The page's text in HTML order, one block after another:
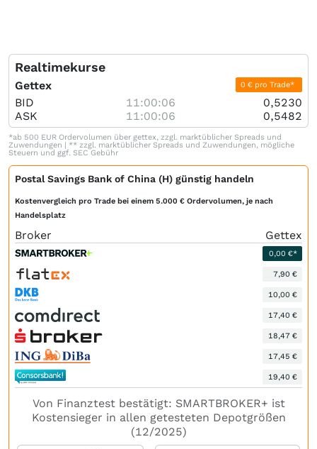
Realtimekurse
Gettex 0 € pro Trade*
BID 11:00:06
0,5230
ASK
11:00:06 0,5482
*ab 500 EUR Ordervolumen über gettex, zzgl. marktüblicher Spreads und
Zuwendungen | ** zzgl. marktüblicher Spreads und Zuwendungen, mögliche
Steuern und ggf. SEC Gebühr
Postal Savings Bank of China (H) günstig handeln
Kostenvergleich pro Trade bei einem 5.000 € Ordervolumen, je nach
Handelsplatz
Broker Gettex
0,00 €*
7,90 €
10,00 €
17,40 €
18,47 €
17,45 €
19,40 €
Von Finanztest bestätigt: SMARTBROKER+ ist
Kostensieger in allen getesteten Depotgrößen
(12/2025)